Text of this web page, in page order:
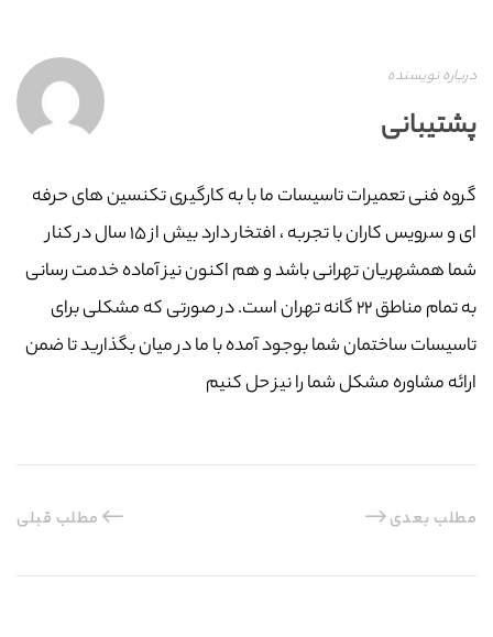
درباره نویسنده
پشتیبانی
گروه فنی تعمیرات تاسیسات ما با به‌ کارگیری تکنسین های حرفه
ای و سرویس کاران با تجربه ، افتخار دارد بیش از ۱۵ سال در کنار
شما همشهریان تهرانی باشد و هم اکنون نیز آماده خدمت رسانی
به تمام مناطق ۲۲ گانه تهران است. در صورتی که مشکلی برای
تاسیسات ساختمان شما بوجود آمده با ما در میان بگذارید تا ضمن
ارائه مشاوره مشکل شما را نیز حل کنیم
مطلب قبلی مطلب بعدی